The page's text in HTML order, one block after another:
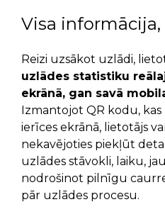
Visa informācija,
Reizi uzsākot uzlādi,
uzlādes statistiku
ekrānā, gan savā
Izmantojot QR kodu, kas
ierīces ekrānā, lietotājs
nekavējoties piekļūt
uzlādes stāvokli, laiku,
nodrošinot pilnīgu
pār uzlādes procesu.